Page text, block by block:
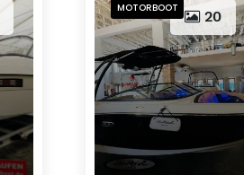
20
MOTORBOOT